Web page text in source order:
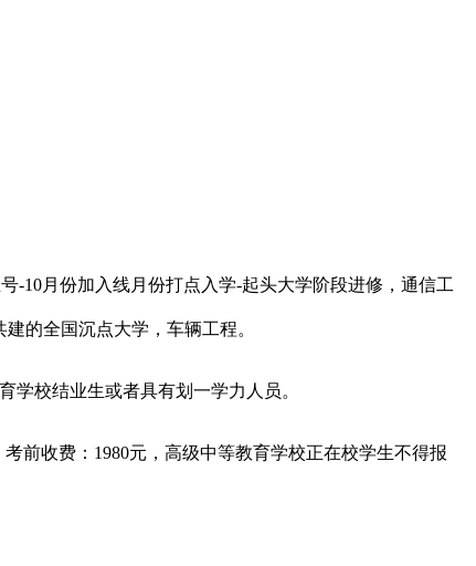
-10月份加入线月份打点入学-起头大学阶段进修，通信工
的全国沉点大学，车辆工程。
校结业生或者具有划一学力人员。
前收费：1980元，高级中等教育学校正在校学生不得报